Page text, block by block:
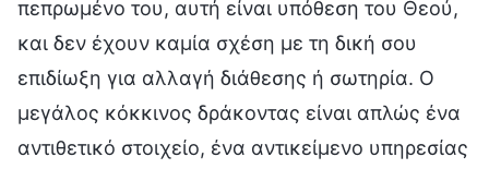
πεπρωμένο του, αυτή είναι υπόθεση του Θεού,
και δεν έχουν καμία σχέση με τη δική σου
επιδίωξη για αλλαγή διάθεσης ή σωτηρία. Ο
μεγάλος κόκκινος δράκοντας είναι απλώς ένα
αντιθετικό στοιχείο, ένα αντικείμενο υπηρεσίας